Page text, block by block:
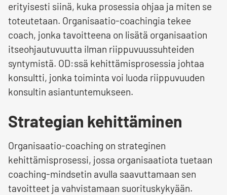
erityisesti siinä, kuka prosessia ohjaa ja miten se
toteutetaan. Organisaatio-coachingia tekee
coach, jonka tavoitteena on lisätä organisaation
itseohjautuvuutta ilman riippuvuussuhteiden
syntymistä. OD:ssä kehittämisprosessia johtaa
konsultti, jonka toiminta voi luoda riippuvuuden
konsultin asiantuntemukseen.
Strategian kehittäminen
Organisaatio-coaching on strateginen
kehittämisprosessi, jossa organisaatiota tuetaan
coaching-mindsetin avulla saavuttamaan sen
tavoitteet ja vahvistamaan suorituskykyään.